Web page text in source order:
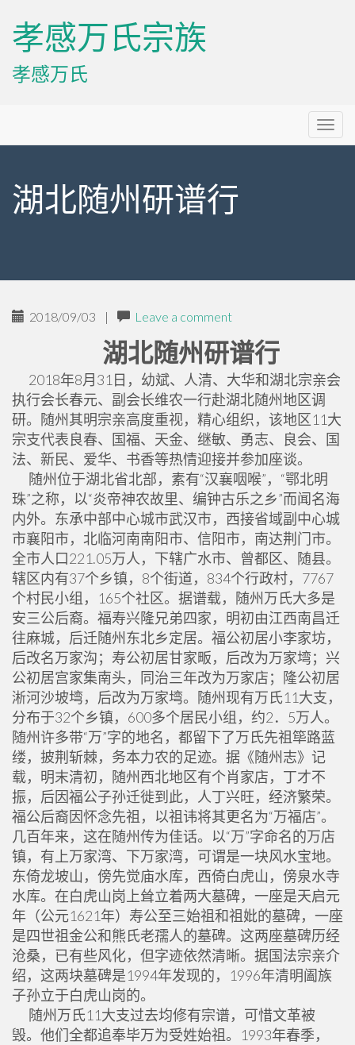
孝感万氏宗族
孝感万氏
Menu
湖北随州研谱行
2018/09/03 | Leave a comment
湖北随州研谱行
2018年8月31日，幼斌、人清、大华和湖北宗亲会
执行会长春元、副会长维农一行赴湖北随州地区调
研。随州其明宗亲高度重视，精心组织，该地区11大
宗支代表良春、国福、天金、继敏、勇志、良会、国
法、新民、爱华、书香等热情迎接并参加座谈。
随州位于湖北省北部，素有“汉襄咽喉”，“鄂北明
珠”之称，以“炎帝神农故里、编钟古乐之乡”而闻名海
内外。东承中部中心城市武汉市，西接省域副中心城
市襄阳市，北临河南南阳市、信阳市，南达荆门市。
全市人口221.05万人，下辖广水市、曾都区、随县。
辖区内有37个乡镇，8个街道，834个行政村，7767
个村民小组，165个社区。据谱载，随州万氏大多是
安三公后裔。福寿兴隆兄弟四家，明初由江西南昌迁
往麻城，后迁随州东北乡定居。福公初居小李家坊，
后改名万家沟；寿公初居甘家畈，后改为万家塆；兴
公初居宫家集南头，同治三年改为万家店；隆公初居
淅河沙坡塆，后改为万家塆。随州现有万氏11大支，
分布于32个乡镇，600多个居民小组，约2．5万人。
随州许多带“万”字的地名，都留下了万氏先祖筚路蓝
缕，披荆斩棘，务本力农的足迹。据《随州志》记
载，明末清初，随州西北地区有个肖家店，丁才不
振，后因福公子孙迁徙到此，人丁兴旺，经济繁荣。
福公后裔因怀念先祖，以祖讳将其更名为“万福店”。
几百年来，这在随州传为佳话。以“万”字命名的万店
镇，有上万家湾、下万家湾，可谓是一块风水宝地。
东倚龙坡山，傍先觉庙水库，西倚白虎山，傍泉水寺
水库。在白虎山岗上耸立着两大墓碑，一座是天启元
年（公元1621年）寿公至三始祖和祖妣的墓碑，一座
是四世祖金公和熊氏老孺人的墓碑。这两座墓碑历经
沧桑，已有些风化，但字迹依然清晰。据国法宗亲介
绍，这两块墓碑是1994年发现的，1996年清明阖族
子孙立于白虎山岗的。
随州万氏11大支过去均修有宗谱，可惜文革被
毁。他们全都追奉毕万为受姓始祖。1993年春季，